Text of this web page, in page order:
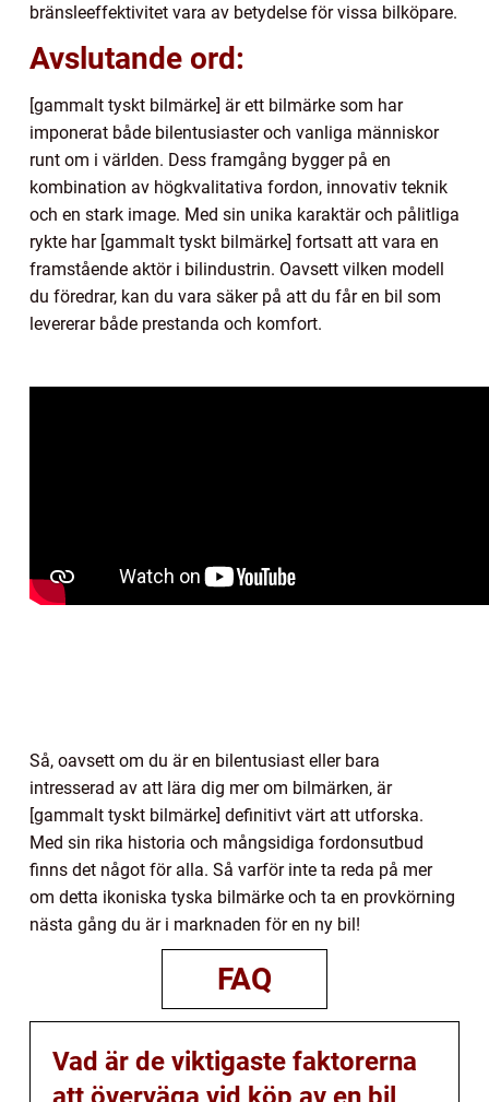
bränsleeffektivitet vara av betydelse för vissa bilköpare.
Avslutande ord:
[gammalt tyskt bilmärke] är ett bilmärke som har
imponerat både bilentusiaster och vanliga människor
runt om i världen. Dess framgång bygger på en
kombination av högkvalitativa fordon, innovativ teknik
och en stark image. Med sin unika karaktär och pålitliga
rykte har [gammalt tyskt bilmärke] fortsatt att vara en
framstående aktör i bilindustrin. Oavsett vilken modell
du föredrar, kan du vara säker på att du får en bil som
levererar både prestanda och komfort.
Så, oavsett om du är en bilentusiast eller bara
intresserad av att lära dig mer om bilmärken, är
[gammalt tyskt bilmärke] definitivt värt att utforska.
Med sin rika historia och mångsidiga fordonsutbud
finns det något för alla. Så varför inte ta reda på mer
om detta ikoniska tyska bilmärke och ta en provkörning
nästa gång du är i marknaden för en ny bil!
FAQ
Vad är de viktigaste faktorerna